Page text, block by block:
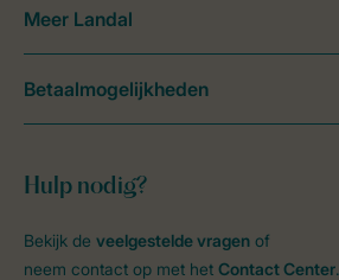
Hulp nodig?
Bekijk de veelgestelde vragen of
neem contact op met het Contact Center.
Meer Landal
Betaalmogelijkheden